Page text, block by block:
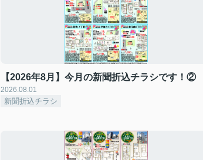
【2026年8月】今月の新聞折込チラシです！②
2026.08.01
新聞折込チラシ